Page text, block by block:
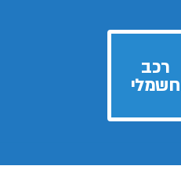
רכב
חשמלי